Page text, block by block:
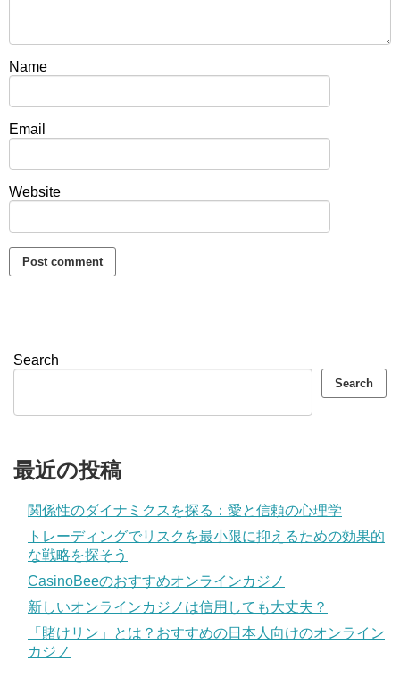
Name
Email
Website
Search
Search
最近の投稿
関係性のダイナミクスを探る：愛と信頼の心理学
トレーディングでリスクを最小限に抑えるための効果的
な戦略を探そう
CasinoBeeのおすすめオンラインカジノ
新しいオンラインカジノは信用しても大丈夫？
「賭けリン」とは？おすすめの日本人向けのオンライン
カジノ